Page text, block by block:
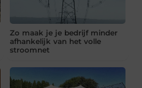
Zo maak je je bedrijf minder
afhankelijk van het volle
stroomnet